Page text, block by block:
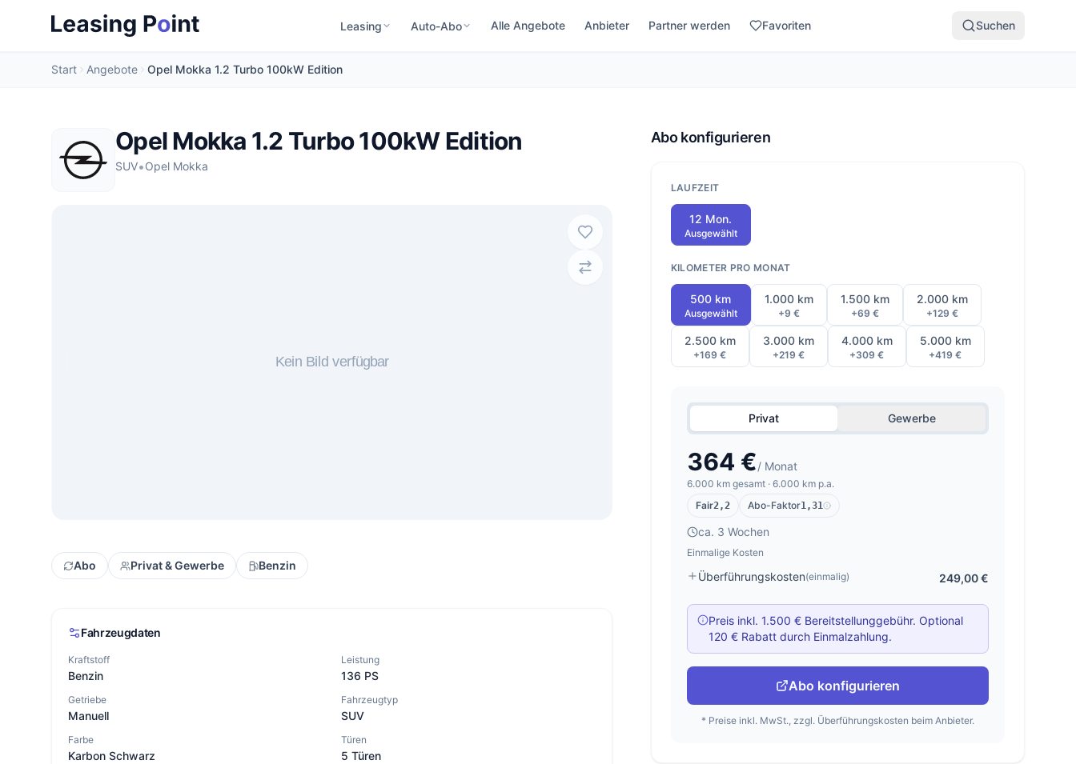
Leasing Auto-Abo Alle Angebote Anbieter Partner werden Favoriten Suchen
Start Angebote Opel Mokka 1.2 Turbo 100kW Edition
Opel Mokka 1.2 Turbo 100kW Edition
SUV•Opel Mokka
Abo Privat & Gewerbe Benzin
Abo konfigurieren
LAUFZEIT
12 Mon.
Ausgewählt
KILOMETER PRO MONAT
500 km
Ausgewählt
1.000 km
+9 €
1.500 km
+69 €
2.000 km
+129 €
2.500 km
+169 €
3.000 km
+219 €
4.000 km
+309 €
5.000 km
+419 €
Privat Gewerbe
364 €/ Monat
6.000 km gesamt · 6.000 km p.a.
Fair2,2 Abo-Faktor1,31
ca. 3 Wochen
Einmalige Kosten
Überführungskosten(einmalig) 249,00 €
Preis inkl. 1.500 € Bereitstellunggebühr. Optional
120 € Rabatt durch Einmalzahlung.
Abo konfigurieren
* Preise inkl. MwSt., zzgl. Überführungskosten beim Anbieter.
Fahrzeugdaten
Kraftstoff
Benzin
Leistung
136 PS
Getriebe
Manuell
Fahrzeugtyp
SUV
Farbe
Karbon Schwarz
Türen
5 Türen